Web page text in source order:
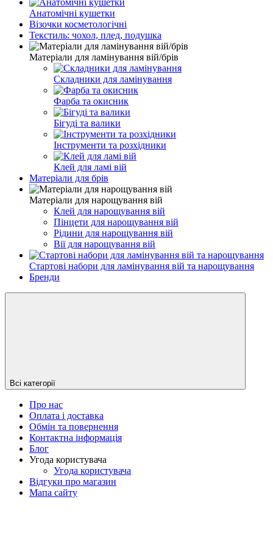
Анатомічні кушетки
Візочки косметологічні
Текстиль: чохол, плед, подушка
Матеріали для ламінування вій/брів
Складники для ламінування
Фарба та окисник
Бігуді та валики
Інструменти та розхідники
Клей для ламі вій
Матеріали для брів
Матеріали для нарощування вій
Клей для нарощування вій
Пінцети для нарощування вій
Рідини для нарощування вій
Вії для нарощування вій
Стартові набори для ламінування вій та нарощування
Бренди
Всі категорії
Про нас
Оплата і доставка
Обмін та повернення
Контактна інформація
Блог
Угода користувача
Угода користувача
Відгуки про магазин
Мапа сайту